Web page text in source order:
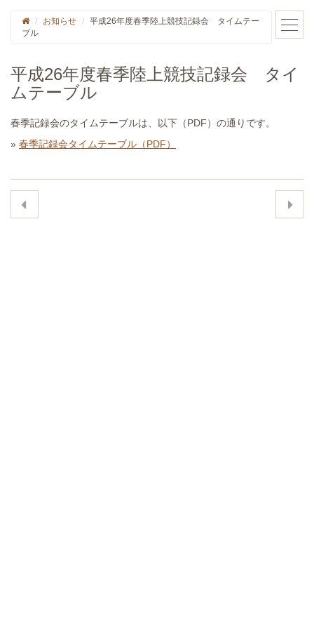
お知らせ
平成26年度春季陸上競技記録会 タイムテー
ブル
平成26年度春季陸上競技記録会 タイ
ムテーブル
春季記録会のタイムテーブルは、以下（PDF）の通りです。
» 春季記録会タイムテーブル（PDF）